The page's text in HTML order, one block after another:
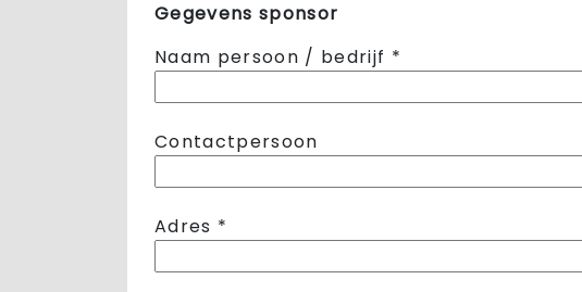
Gegevens sponsor
Naam persoon / bedrijf *
Contactpersoon
Adres *